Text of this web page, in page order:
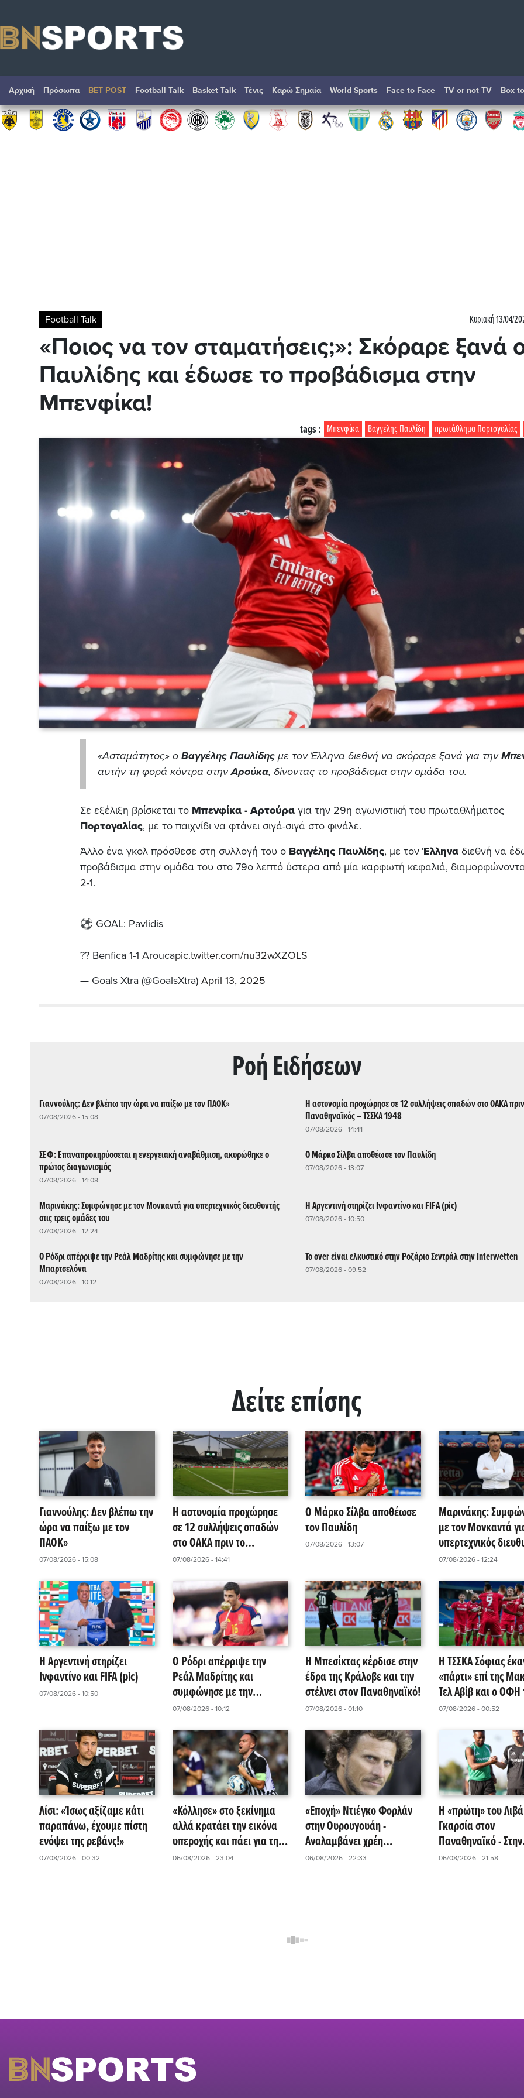
Αρχική Πρόσωπα BET POST Football Talk Basket Talk Τένις Καρώ Σημαία World Sports Face to Face TV or not TV Box
Football Talk Κυριακή 13/04/
«Ποιος να τον σταματήσεις;»: Σκόραρε ξανά
Παυλίδης και έδωσε το προβάδισμα στην
Μπενφίκα!
πρωτάθλημα Πορτογαλίας
Βαγγέλης Παυλίδη
Μπενφίκα
tags :
«Ασταμάτητος» ο Βαγγέλης Παυλίδης με τον Έλληνα διεθνή να σκόραρε ξανά για την
αυτήν τη φορά κόντρα στηνΑρούκα, δίνοντας το προβάδισμα στην ομάδα του.
Σε εξέλιξη βρίσκεται το Μπενφίκα - Αρτούρα για την 29η αγωνιστική του πρωταθλήματος
Πορτογαλίας, με το παιχνίδι να φτάνει σιγά-σιγά στο φινάλε.
Άλλο ένα γκολ πρόσθεσε στη συλλογή του ο Βαγγέλης Παυλίδης, με τον Έλληνα διεθνή να
προβάδισμα στην ομάδα του στο 79ο λεπτό ύστερα από μία καρφωτή κεφαλιά,
2-1.
⚽️ GOAL: Pavlidis
?? Benfica 1-1 Aroucapic.twitter.com/nu32wXZOLS
— Goals Xtra (@GoalsXtra) April 13, 2025
Ρoή Ειδήσεων
Γιαννούλης: Δεν βλέπω την ώρα να παίξω με τον ΠΑΟΚ»
07/08/2026 - 15:08
Η αστυνομία προχώρησε σε 12 συλλήψεις οπαδών στο ΟΑΚΑ
Παναθηναϊκός – ΤΣΣΚΑ 1948
07/08/2026 - 14:41
ΣΕΦ: Επαναπροκηρύσσεται η ενεργειακή αναβάθμιση, ακυρώθηκε ο
πρώτος διαγωνισμός
07/08/2026 - 14:08
Ο Μάρκο Σίλβα αποθέωσε τον Παυλίδη
07/08/2026 - 13:07
Μαρινάκης: Συμφώνησε με τον Μονκαντά για υπερτεχνικός διευθυντής
στις τρεις ομάδες του
07/08/2026 - 12:24
Η Αργεντινή στηρίζει Ινφαντίνο και FIFA (pic)
07/08/2026 - 10:50
Ο Ρόδρι απέρριψε την Ρεάλ Μαδρίτης και συμφώνησε με την
Μπαρτσελόνα
07/08/2026 - 10:12
Το over είναι ελκυστικό στην Ροζάριο Σεντράλ στην Interwetten
07/08/2026 - 09:52
Δείτε επίσης
Γιαννούλης: Δεν βλέπω την
ώρα να παίξω με τον
ΠΑΟΚ»
07/08/2026 - 15:08
Η αστυνομία προχώρησε
σε 12 συλλήψεις οπαδών
στο ΟΑΚΑ πριν το
Παναθηναϊκός – ΤΣΣΚΑ
07/08/2026 - 14:41
Ο Μάρκο Σίλβα αποθέωσε
τον Παυλίδη
07/08/2026 - 13:07
Μαρινάκης:
με τον Μονκαντά
υπερτεχνικός
στις τρεις ομάδες
07/08/2026 - 12:24
Η Αργεντινή στηρίζει
Ινφαντίνο και FIFA (pic)
07/08/2026 - 10:50
Ο Ρόδρι απέρριψε την
Ρεάλ Μαδρίτης και
συμφώνησε με την
Μπαρτσελόνα
07/08/2026 - 10:12
Η Μπεσίκτας κέρδισε στην
έδρα της Κράλοβε και την
στέλνει στον Παναθηναϊκό!
07/08/2026 - 01:10
Η ΤΣΣΚΑ Σόφιας
«πάρτι» επί της
Τελ Αβίβ και ο ΟΦΗ
περιμένει!
07/08/2026 - 00:52
Λίσι: «Ίσως αξίζαμε κάτι
παραπάνω, έχουμε πίστη
ενόψει της ρεβάνς!»
07/08/2026 - 00:32
«Κόλλησε» στο ξεκίνημα
αλλά κρατάει την εικόνα
υπεροχής και πάει για την
ανατροπή στις Βρυξέλλες!
06/08/2026 - 23:04
«Εποχή» Ντιέγκο Φορλάν
στην Ουρουγουάη -
Αναλαμβάνει χρέη
προπονητή ο «θρύλος» της
06/08/2026 - 22:33
Η «πρώτη» του
Γκαρσία στον
Παναθηναϊκό - Στην
αποστολή για τη
06/08/2026 - 21:58